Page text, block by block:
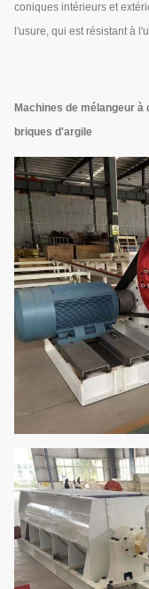
coniques intérieurs et
l'usure, qui est résistant à
Machines de mélangeur
briques d'argile